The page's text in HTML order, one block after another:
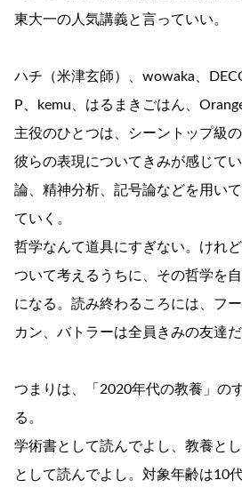
東大一の人気講義と言っていい。
ハチ（米津玄師）、wowaka、
P、kemu、はるまきごはん、
主役のひとつは、シーントップ級
彼らの表現についてきみが感じて
論、精神分析、記号論などを用い
ていく。
哲学なんて道具にすぎない。けれ
ついて考えるうちに、その哲学を
になる。読み終わるころには、フ
カン、バトラーは全員きみの友達だ
つまりは、「2020年代の教養」の
る。
学術書として読んでよし、教養と
として読んでよし。対象年齢は10